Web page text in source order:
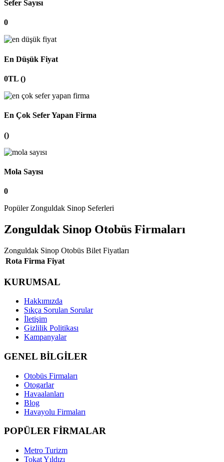
Sefer Sayısı
0
En Düşük Fiyat
0TL ()
En Çok Sefer Yapan Firma
()
Mola Sayısı
0
Popüler Zonguldak Sinop Seferleri
Zonguldak Sinop Otobüs Firmaları
Zonguldak Sinop Otobüs Bilet Fiyatları
Rota Firma Fiyat
KURUMSAL
Hakkımızda
Sıkça Sorulan Sorular
İletişim
Gizlilik Politikası
Kampanyalar
GENEL BİLGİLER
Otobüs Firmaları
Otogarlar
Havaalanları
Blog
Havayolu Firmaları
POPÜLER FİRMALAR
Metro Turizm
Tokat Yıldızı